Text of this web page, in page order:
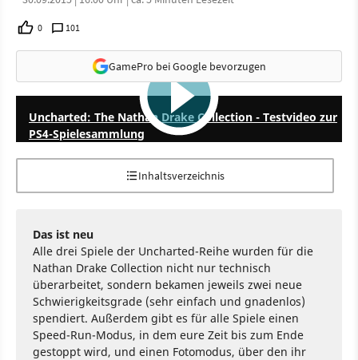
0 101
GamePro bei Google bevorzugen
5:34
Uncharted: The Nathan Drake Collection - Testvideo zur
PS4-Spielesammlung
Inhaltsverzeichnis
Das ist neu
Alle drei Spiele der Uncharted-Reihe wurden für die
Nathan Drake Collection nicht nur technisch
überarbeitet, sondern bekamen jeweils zwei neue
Schwierigkeitsgrade (sehr einfach und gnadenlos)
spendiert. Außerdem gibt es für alle Spiele einen
Speed-Run-Modus, in dem eure Zeit bis zum Ende
gestoppt wird, und einen Fotomodus, über den ihr